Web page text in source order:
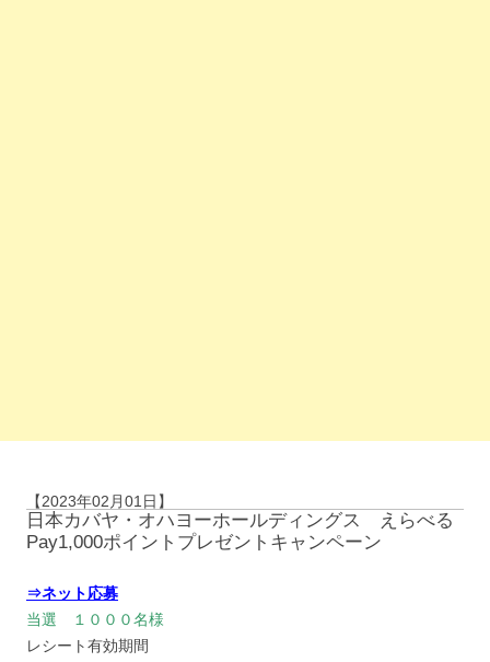
【2023年02月01日】
日本カバヤ・オハヨーホールディングス えらべる
Pay1,000ポイントプレゼントキャンペーン
⇒ネット応募
当選 １０００名様
レシート有効期間